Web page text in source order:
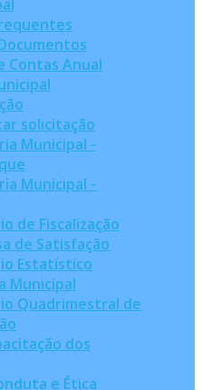
Contas Anual
solicitação
Municipal -
Municipal -
de Fiscalização
de Satisfação
Estatístico
Municipal
Quadrimestral de
dos
e Ética